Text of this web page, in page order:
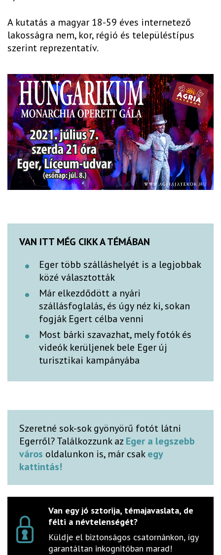
A kutatás a magyar 18-59 éves internetező
lakosságra nem, kor, régió és településtípus
szerint reprezentatív.
VAN ITT MÉG CIKK A TÉMÁBAN
Eger több szálláshelyét is a legjobbak
közé választották
Már elkezdődött a nyári
szállásfoglalás, és úgy néz ki, sokan
fogják Egert célba venni
Most bárki szavazhat, mely fotók és
videók kerüljenek bele Eger új
turisztikai kampányába
Szeretné sok-sok gyönyörű fotót látni
Egerről? Találkozzunk az Eger a legszebb
város oldalunkon is, már csakegy
kattintás!
Van egy jó sztorija, témajavaslata, de
félti a névtelenségét?
Küldje el biztonságos csatornánkon, így
garantáltan inkognitóban marad!